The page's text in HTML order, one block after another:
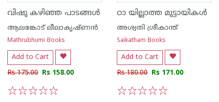
വിഷു കഴിഞ്ഞ പാടങ്ങള്‍
ആലങ്കോട് ലീലാകൃഷ്ണന്‍
Mathrubhumi Books
Add to Cart
Rs 175.00 Rs 158.00
ഠാ യില്ലാത്ത മുട്ടായികള്‍
അശ്വതി ശ്രീകാന്ത്
Saikatham Books
Add to Cart
Rs 180.00 Rs 171.00